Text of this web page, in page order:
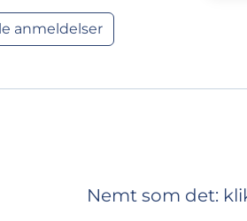
anmeldelser
Nemt som det: